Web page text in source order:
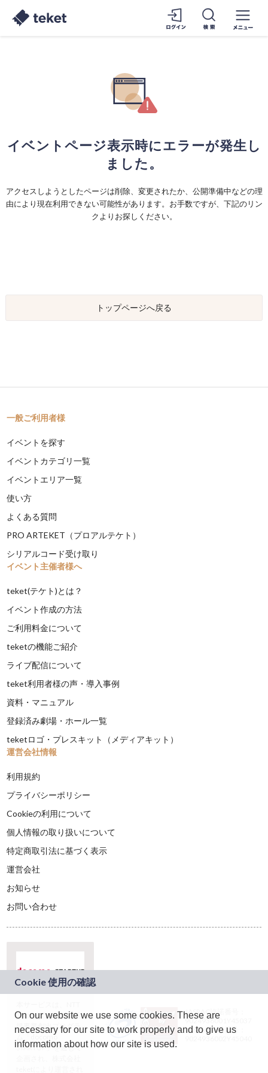
イベントページ表示時にエラーが発生し
ました。
アクセスしようとしたページは削除、変更されたか、公開準備中などの理
由により現在利用できない可能性があります。お手数ですが、下記のリン
クよりお探しください。
トップページへ戻る
一般ご利用者様
イベントを探す
イベントカテゴリ一覧
イベントエリア一覧
使い方
よくある質問
PRO ARTEKET（プロアルテケト）
シリアルコード受け取り
イベント主催者様へ
teket(テケト)とは？
イベント作成の方法
ご利用料金について
teketの機能ご紹介
ライブ配信について
teket利用者様の声・導入事例
資料・マニュアル
登録済み劇場・ホール一覧
teketロゴ・プレスキット（メディアキット）
運営会社情報
利用規約
プライバシーポリシー
Cookieの利用について
個人情報の取り扱いについて
特定商取引法に基づく表示
運営会社
お知らせ
お問い合わせ
ドコモグループの新
規事業創出プログラ
ム「docomo
STARTUP」を通じて
JASRAC許諾番号：
9024936001Y45037
JASRAC許諾番号：
On our website we use some cookies. These are
necessary for our site to work properly and to give us
information about how our site is used.